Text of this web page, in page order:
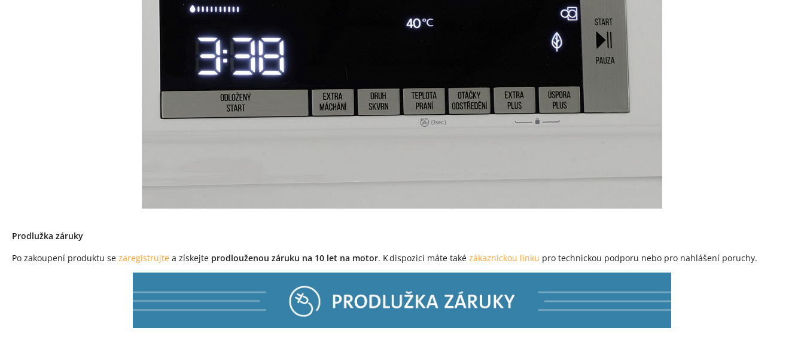
Prodlužka záruky
Po zakoupení produktu se zaregistrujte a získejte prodlouženou záruku na 10 let na motor. K dispozici máte také zákaznickou linku pro technickou podporu nebo pro nahlášení poruchy.